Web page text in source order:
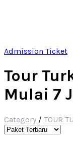
Admission Ticket
Tour
Mulai 7
Category / TOUR